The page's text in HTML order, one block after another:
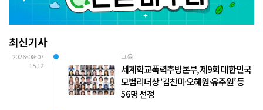
최신기사
2026-08-07
15:12
교육
세계학교폭력추방본부, 제9회 대한민국
모범리더상 ‘김찬미·오혜원·유주원’ 등
56명 선정